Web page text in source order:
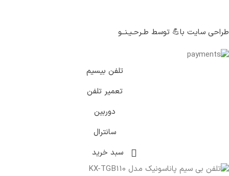
طراحی سایت با💪 توسط طـرحـیـنــو
تلفن بیسیم
تعمیر تلفن
دوربین
سانترال
سبد خرید